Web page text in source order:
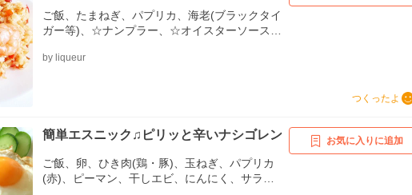
ご飯、たまねぎ、パプリカ、海老(ブラックタイ
ガー等)、☆ナンプラー、☆オイスターソース、
☆おろしにんにく、卵、サラダオイル、パクチ
by liqueur
つくったよ
簡単エスニック♫ピリッと辛いナシゴレン
ご飯、卵、ひき肉(鶏・豚)、玉ねぎ、パプリカ
(赤)、ピーマン、干しエビ、にんにく、サラダ
お気に入りに追加